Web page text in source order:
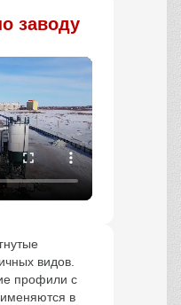
заводу
видов.
профили с
в